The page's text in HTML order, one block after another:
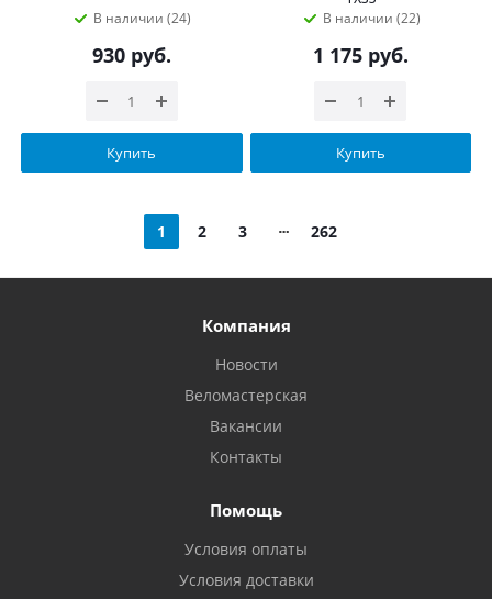
В наличии (24)
930руб.
Купить
В наличии (22)
1 175руб.
Купить
1 2 3 262
Компания
Новости
Веломастерская
Вакансии
Контакты
Помощь
Условия оплаты
Условия доставки